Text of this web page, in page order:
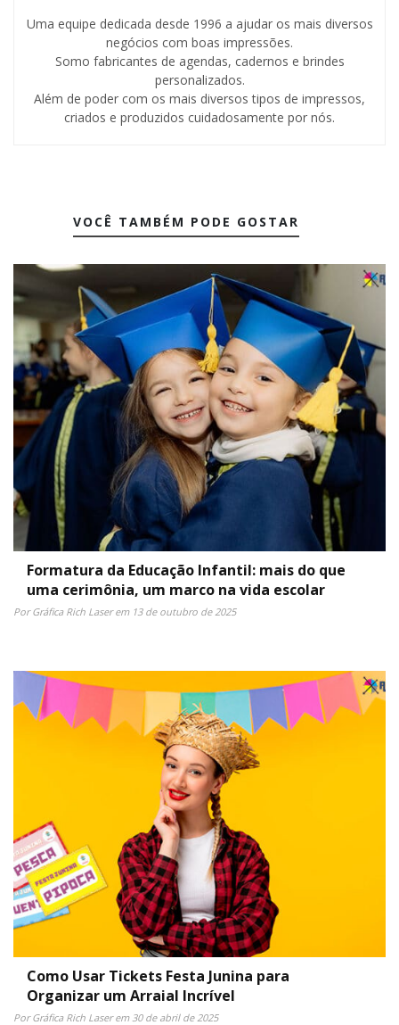
Uma equipe dedicada desde 1996 a ajudar os mais diversos
negócios com boas impressões.
Somo fabricantes de agendas, cadernos e brindes
personalizados.
Além de poder com os mais diversos tipos de impressos,
criados e produzidos cuidadosamente por nós.
VOCÊ TAMBÉM PODE GOSTAR
Formatura da Educação Infantil: mais do que
uma cerimônia, um marco na vida escolar
Por Gráfica Rich Laser em 13 de outubro de 2025
Como Usar Tickets Festa Junina para
Organizar um Arraial Incrível
Por Gráfica Rich Laser em 30 de abril de 2025